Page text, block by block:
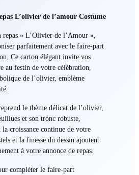
L’olivier de l’amour Costume
repas « L’Olivier de l’Amour »,
parfaitement avec le faire-part
Ce carton élégant invite vos
au festin de votre célébration,
de l’olivier, emblème
le thème délicat de l’olivier,
et son tronc robuste,
croissance continue de votre
et la finesse du dessin ajoutent
à votre annonce de repas.
compléter le faire-part